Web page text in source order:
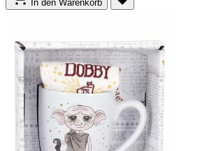
In den Warenkorb